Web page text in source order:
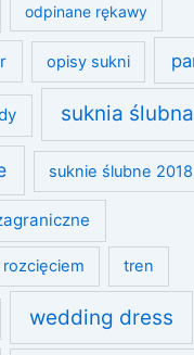
odpinane rękawy
opisy sukni
suknia ślubna
suknie ślubne 2018
tren
wedding dress